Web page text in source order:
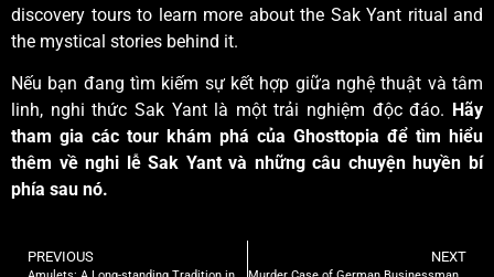
discovery tours to learn more about the Sak Yant ritual and
the mystical stories behind it.
Nếu bạn đang tìm kiếm sự kết hợp giữa nghệ thuật và tâm
linh, nghi thức Sak Yant là một trải nghiệm độc đáo. Hãy
tham gia các tour khám phá của Ghosttopia để tìm hiểu
thêm về nghi lễ Sak Yant và những câu chuyện huyền bí
phía sau nó.
PREVIOUS NEXT